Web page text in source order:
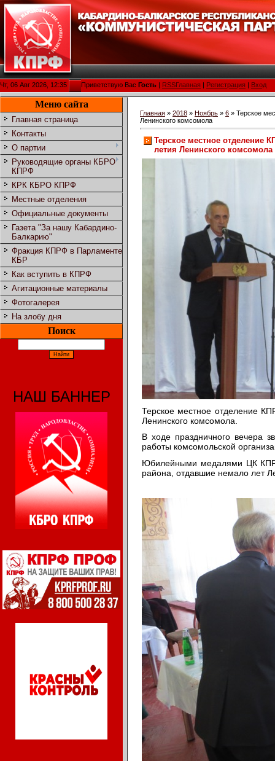
Чт, 06 Авг 2026, 12:35 Приветствую Вас Гость RSSГлавная Регистрация Вход
Меню сайта
Главная страница
Контакты
О партии
Руководящие органы КБРО
КПРФ
КРК КБРО КПРФ
Местные отделения
Официальные документы
Газета "За нашу Кабардино-
Балкарию"
Фракция КПРФ в Парламенте
КБР
Как вступить в КПРФ
Агитационные материалы
Фотогалерея
На злобу дня
Поиск
НАШ БАННЕР
Главная » 2018 » Ноябрь » 6 » Терское
Ленинского комсомола
Терское местное отделение
летия Ленинского комсомола
Терское местное отделение
Ленинского комсомола.
В ходе праздничного вечера
работы комсомольской
Юбилейными медалями ЦК
района, отдавшие немало лет